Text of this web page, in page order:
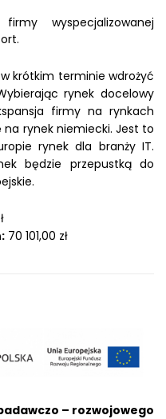
wyspecjalizowanej
krótkim terminie wdrożyć
rynek docelowy
firmy na rynkach
rynek niemiecki. Jest to
rynek dla branży IT.
będzie przepustką do
70 101,00 zł
– rozwojowego